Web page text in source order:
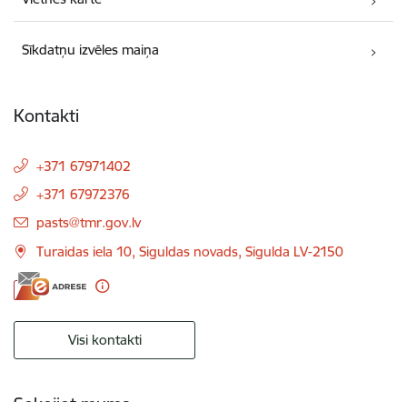
Sīkdatņu izvēles maiņa
Kontakti
+371 67971402
+371 67972376
E-pasts:
pasts@tmr.gov.lv
Turaidas iela 10, Siguldas novads, Sigulda LV-2150
Visi kontakti